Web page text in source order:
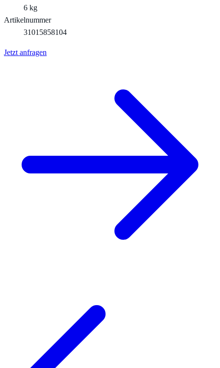
6 kg
Artikelnummer
31015858104
Jetzt anfragen